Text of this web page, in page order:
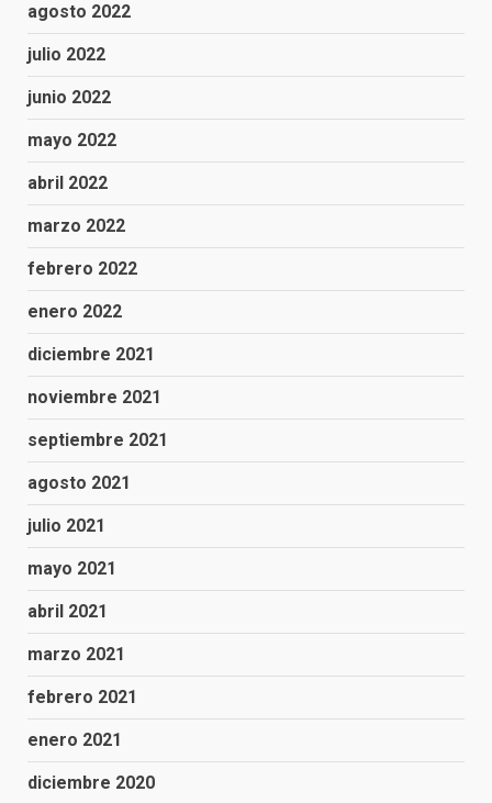
agosto 2022
julio 2022
junio 2022
mayo 2022
abril 2022
marzo 2022
febrero 2022
enero 2022
diciembre 2021
noviembre 2021
septiembre 2021
agosto 2021
julio 2021
mayo 2021
abril 2021
marzo 2021
febrero 2021
enero 2021
diciembre 2020